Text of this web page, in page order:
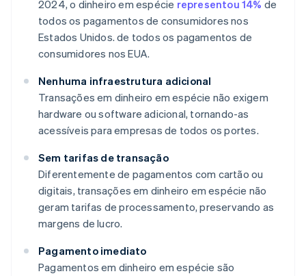
2024, o dinheiro em espécie representou 14% de
todos os pagamentos de consumidores nos
Estados Unidos. de todos os pagamentos de
consumidores nos EUA.
Nenhuma infraestrutura adicional
Transações em dinheiro em espécie não exigem
hardware ou software adicional, tornando-as
acessíveis para empresas de todos os portes.
Sem tarifas de transação
Diferentemente de pagamentos com cartão ou
digitais, transações em dinheiro em espécie não
geram tarifas de processamento, preservando as
margens de lucro.
Pagamento imediato
Pagamentos em dinheiro em espécie são